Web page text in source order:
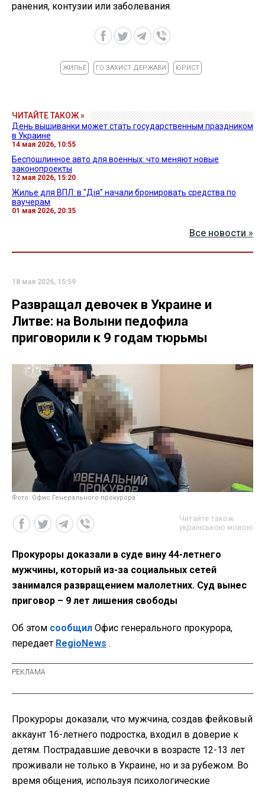
ранения, контузии или заболевания.
ЖИЛЬЁ ГО ЗАХИСТ ДЕРЖАВИ ЮРИСТ
ЧИТАЙТЕ ТАКОЖ »
День вышиванки может стать государственным праздником
в Украине
14 мая 2026, 10:55
Беспошлинное авто для военных: что меняют новые
законопроекты
12 мая 2026, 15:20
Жилье для ВПЛ: в "Дія" начали бронировать средства по
ваучерам
01 мая 2026, 20:35
Все новости »
18 мая 2026, 15:59
Развращал девочек в Украине и
Литве: на Волыни педофила
приговорили к 9 годам тюрьмы
Фото: Офис Генерального прокурора
Читайте також
українською мовою
Прокуроры доказали в суде вину 44-летнего
мужчины, который из-за социальных сетей
занимался развращением малолетних. Суд вынес
приговор – 9 лет лишения свободы
Об этом сообщил Офис генерального прокурора,
передает RegioNews .
Прокуроры доказали, что мужчина, создав фейковый
аккаунт 16-летнего подростка, входил в доверие к
детям. Пострадавшие девочки в возрасте 12-13 лет
проживали не только в Украине, но и за рубежом. Во
время общения, используя психологические